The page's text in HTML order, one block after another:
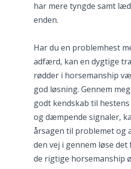
har mere tyngde samt
enden.
Har du en problemhest
adfærd, kan en dygtige
rødder i horsemanship
god løsning. Gennem
godt kendskab til
og dæmpende signaler,
årsagen til problemet og
den vej i gennem løse
de rigtige horsemanship